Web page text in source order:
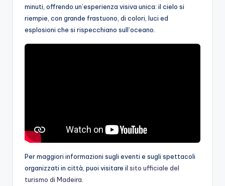
minuti, offrendo un’esperienza visiva unica: il cielo si
riempie, con grande frastuono, di colori, luci ed
esplosioni che si rispecchiano sull’oceano.
Per maggiori informazioni sugli eventi e sugli spettacoli
organizzati in città, puoi visitare il sito ufficiale del
turismo di Madeira.